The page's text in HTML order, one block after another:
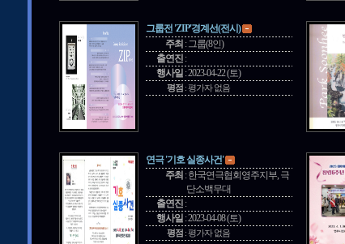
그룹전 'ZIP'경계선(전시)
주최 :그룹(8인)
출연진 :
행사일 :2023-04-22 (토)
평점 :평가자 없음
연극 '기호 실종사건'
주최 :한국연극협회영주지부, 극
단소백무대
출연진 :
행사일 :2023-04-08 (토)
평점 :평가자 없음